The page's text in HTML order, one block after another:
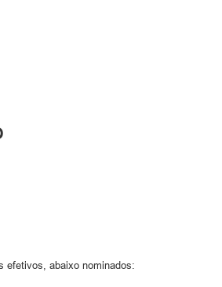
efetivos, abaixo nominados: